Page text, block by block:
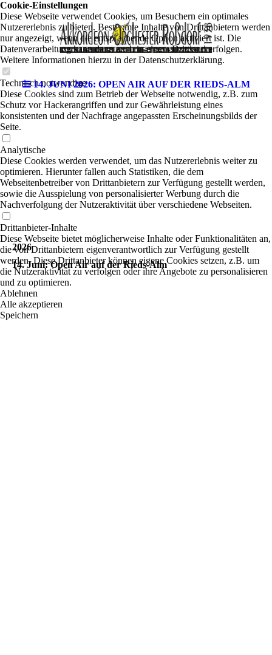
14. JUNI 2026: OPEN AIR AUF DER RIEDS-ALM
2026
14. Juni: Open Air auf der Rieds-Alm
Cookie-Einstellungen
Diese Webseite verwendet Cookies, um Besuchern ein optimales
Nutzererlebnis zu bieten. Bestimmte Inhalte von Drittanbietern werden
nur angezeigt, wenn die entsprechende Option aktiviert ist. Die
Datenverarbeitung kann dann auch in einem Drittland erfolgen.
Weitere Informationen hierzu in der Datenschutzerklärung.
Technisch notwendige
Diese Cookies sind zum Betrieb der Webseite notwendig, z.B. zum
Schutz vor Hackerangriffen und zur Gewährleistung eines
konsistenten und der Nachfrage angepassten Erscheinungsbilds der
Seite.
Analytische
Diese Cookies werden verwendet, um das Nutzererlebnis weiter zu
optimieren. Hierunter fallen auch Statistiken, die dem
Webseitenbetreiber von Drittanbietern zur Verfügung gestellt werden,
sowie die Ausspielung von personalisierter Werbung durch die
Nachverfolgung der Nutzeraktivität über verschiedene Webseiten.
Drittanbieter-Inhalte
Diese Webseite bietet möglicherweise Inhalte oder Funktionalitäten an,
die von Drittanbietern eigenverantwortlich zur Verfügung gestellt
werden. Diese Drittanbieter können eigene Cookies setzen, z.B. um
die Nutzeraktivität zu verfolgen oder ihre Angebote zu personalisieren
und zu optimieren.
Ablehnen
Alle akzeptieren
Speichern